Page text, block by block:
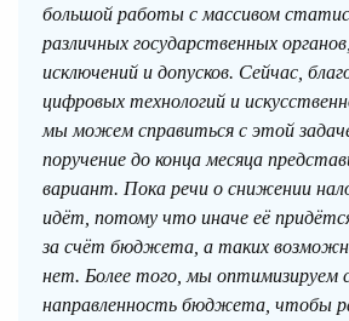
большой работы с массивом
различных государственных
исключений и допусков. Сейчас,
цифровых технологий и
мы можем справиться с этой
поручение до конца месяца
вариант. Пока речи о снижении
идёт, потому что иначе её
за счёт бюджета, а таких
нет. Более того, мы оптимизируем
направленность бюджета, чтобы